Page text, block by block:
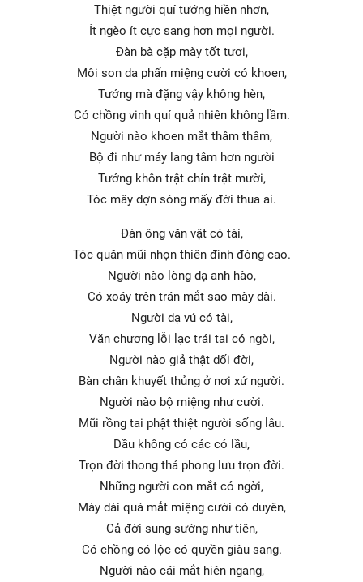
Thiệt người quí tướng hiền nhơn,
Ít ngèo ít cực sang hơn mọi người.
Đàn bà cặp mày tốt tươi,
Môi son da phấn miệng cười có khoen,
Tướng mà đặng vậy không hèn,
Có chồng vinh quí quả nhiên không lầm.
Người nào khoen mắt thâm thâm,
Bộ đi như máy lang tâm hơn người
Tướng khôn trật chín trật mười,
Tóc mây dợn sóng mấy đời thua ai.
Đàn ông văn vật có tài,
Tóc quăn mũi nhọn thiên đình đóng cao.
Người nào lòng dạ anh hào,
Có xoáy trên trán mắt sao mày dài.
Người dạ vú có tài,
Văn chương lỗi lạc trái tai có ngòi,
Người nào giả thật dối đời,
Bàn chân khuyết thủng ở nơi xứ người.
Người nào bộ miệng như cười.
Mũi rồng tai phật thiệt người sống lâu.
Dầu không có các có lầu,
Trọn đời thong thả phong lưu trọn đời.
Những người con mắt có ngời,
Mày dài quá mắt miệng cười có duyên,
Cả đời sung sướng như tiên,
Có chồng có lộc có quyền giàu sang.
Người nào cái mắt hiên ngang,